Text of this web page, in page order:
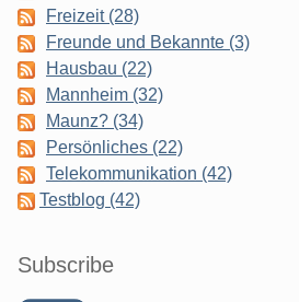
Freizeit (28)
Freunde und Bekannte (3)
Hausbau (22)
Mannheim (32)
Maunz? (34)
Persönliches (22)
Telekommunikation (42)
Testblog (42)
Subscribe